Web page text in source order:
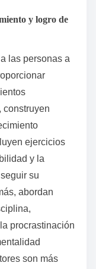
y logro de
las personas a
construyen
ejercicios
y la
su
abordan
procrastinación
son más